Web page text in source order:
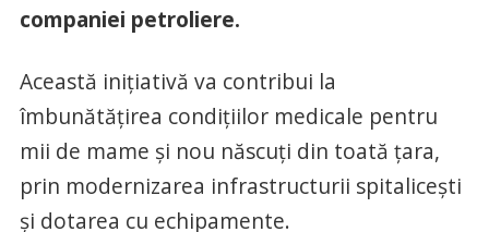
companiei petroliere.
Această inițiativă va contribui la
îmbunătățirea condițiilor medicale pentru
mii de mame și nou născuți din toată țara,
prin modernizarea infrastructurii spitalicești
și dotarea cu echipamente.